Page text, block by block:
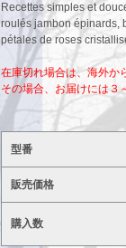
Recettes simples et
roulés jambon épinards,
pétales de roses
在庫切れ場合は、海外か
その場合、お届けには３
型番
販売価格
購入数